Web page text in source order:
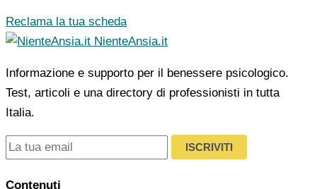
Reclama la tua scheda
NienteAnsia.it
Informazione e supporto per il benessere psicologico.
Test, articoli e una directory di professionisti in tutta
Italia.
ISCRIVITI
Contenuti